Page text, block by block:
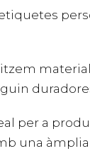
per a
una